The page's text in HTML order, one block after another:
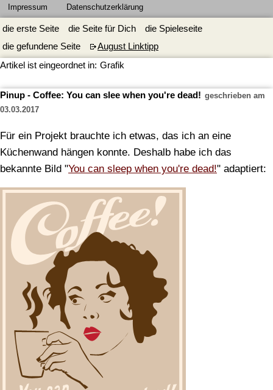
Impressum Datenschutzerklärung
die erste Seite die Seite für Dich
die Spieleseite
die gefundene Seite
August Linktipp
Artikel ist eingeordnet in: Grafik
Pinup - Coffee: You can slee when you're dead! geschrieben am
03.03.2017
Für ein Projekt brauchte ich etwas, das ich an eine
Küchenwand hängen konnte. Deshalb habe ich das
bekannte Bild "You can sleep when you're dead!" adaptiert: